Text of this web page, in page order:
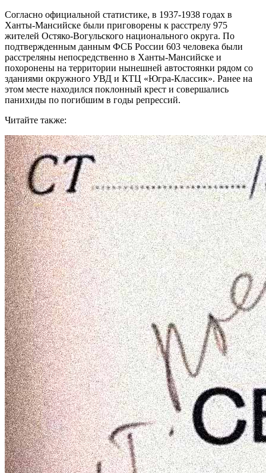
Согласно официальной статистике, в 1937-1938 годах в
Ханты-Мансийске были приговорены к расстрелу 975
жителей Остяко-Вогульского национального округа. По
подтвержденным данным ФСБ России 603 человека были
расстреляны непосредственно в Ханты-Мансийске и
похоронены на территории нынешней автостоянки рядом со
зданиями окружного УВД и КТЦ «Югра-Классик». Ранее на
этом месте находился поклонный крест и совершались
панихиды по погибшим в годы репрессий.
Читайте также: